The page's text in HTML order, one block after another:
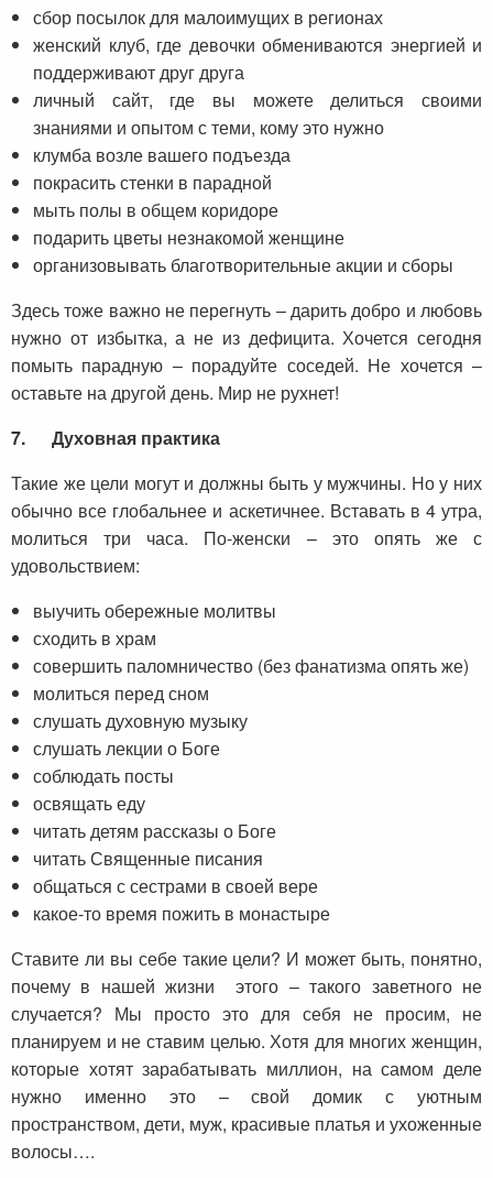
сбор посылок для малоимущих в регионах
женский клуб, где девочки обмениваются энергией и
поддерживают друг друга
личный сайт, где вы можете делиться своими
знаниями и опытом с теми, кому это нужно
клумба возле вашего подъезда
покрасить стенки в парадной
мыть полы в общем коридоре
подарить цветы незнакомой женщине
организовывать благотворительные акции и сборы
Здесь тоже важно не перегнуть – дарить добро и любовь
нужно от избытка, а не из дефицита. Хочется сегодня
помыть парадную – порадуйте соседей. Не хочется –
оставьте на другой день. Мир не рухнет!
7. Духовная практика
Такие же цели могут и должны быть у мужчины. Но у них
обычно все глобальнее и аскетичнее. Вставать в 4 утра,
молиться три часа. По-женски – это опять же с
удовольствием:
выучить обережные молитвы
сходить в храм
совершить паломничество (без фанатизма опять же)
молиться перед сном
слушать духовную музыку
слушать лекции о Боге
соблюдать посты
освящать еду
читать детям рассказы о Боге
читать Священные писания
общаться с сестрами в своей вере
какое-то время пожить в монастыре
Ставите ли вы себе такие цели? И может быть, понятно,
почему в нашей жизни этого – такого заветного не
случается? Мы просто это для себя не просим, не
планируем и не ставим целью. Хотя для многих женщин,
которые хотят зарабатывать миллион, на самом деле
нужно именно это – свой домик с уютным
пространством, дети, муж, красивые платья и ухоженные
волосы….